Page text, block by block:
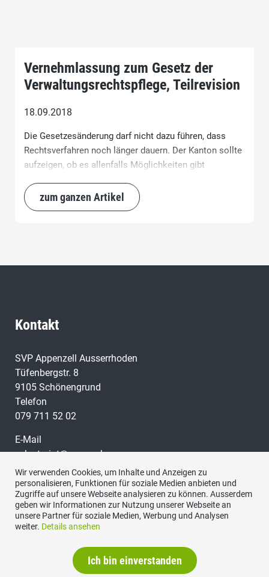
Vernehmlassung zum Gesetz der
Verwaltungsrechtspflege, Teilrevision
18.09.2018
Die Gesetzesänderung darf nicht dazu führen, dass
Rechtsverfahren noch länger dauern. Der Kanton sollte
aufzeigen, ob es allenfalls Möglichkeiten gibt
mehreren Personen bei Baugesuchen in einer
Verhandlung abzuhandeln oder nicht mehr als eine
zum ganzen Artikel
Kontakt
SVP Appenzell Ausserrhoden
Tüfenbergstr. 8
9105 Schönengrund
Telefon
079 711 52 02
E-Mail
sekretariat@svp-ar.ch
Social Media
Datenschutzerklärung|Impressum
Wir verwenden Cookies, um Inhalte und Anzeigen zu
personalisieren, Funktionen für soziale Medien anbieten und
Zugriffe auf unsere Webseite analysieren zu können. Ausserdem
geben wir Informationen zur Nutzung unserer Webseite an
unsere Partner für soziale Medien, Werbung und Analysen
weiter. Details ansehen
Ich bin einverstanden